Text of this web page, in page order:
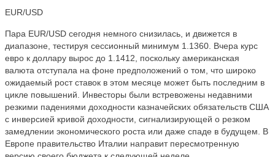
EUR/USD
Пара EUR/USD сегодня немного снизилась, и движется в
диапазоне, тестируя сессионный минимум 1.1360. Вчера курс
евро к доллару вырос до 1.1412, поскольку американская
валюта отступала на фоне предположений о том, что широко
ожидаемый рост ставок в этом месяце может быть последним в
цикле повышений. Инвесторы были встревожены недавними
резкими падениями доходности казначейских обязательств США
с инверсией кривой доходности, сигнализирующей о резком
замедлении экономического роста или даже спаде в будущем. В
Европе правительство Италии направит пересмотренную